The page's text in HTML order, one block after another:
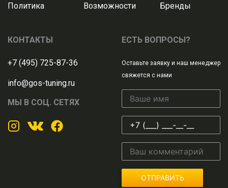
Политика Возможности Бренды
КОНТАКТЫ
+7 (495) 725-87-36
info@gos-tuning.ru
МЫ В СОЦ. СЕТЯХ
ЕСТЬ ВОПРОСЫ?
Оставьте заявку и наш менеджер
свяжется с нами
ОТПРАВИТЬ